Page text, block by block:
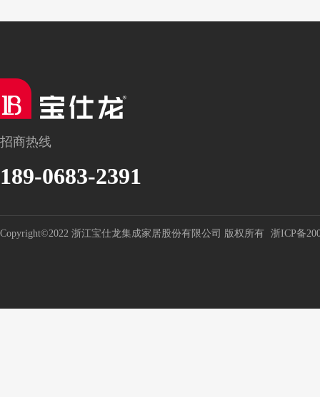
招商热线
189-0683-2391
Copyright©2022 浙江宝仕龙集成家居股份有限公司 版权所有 浙ICP备